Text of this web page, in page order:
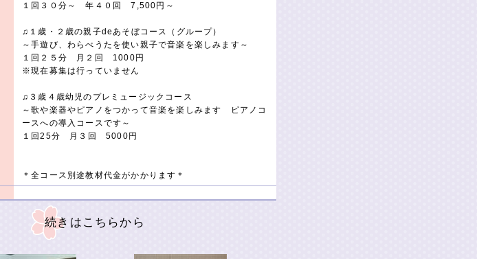
１回３０分～ 年４０回 7,500円～
♫１歳・２歳の親子deあそぼコース（グループ）
～手遊び、わらべうたを使い親子で音楽を楽しみます～
１回２５分 月２回 1000円
※現在募集は行っていません
♫３歳４歳幼児のプレミュージックコース
～歌や楽器やピアノをつかって音楽を楽しみます ピアノコ
ースへの導入コースです～
１回25分 月３回 5000円
＊全コース別途教材代金がかかります＊
続きはこちらから